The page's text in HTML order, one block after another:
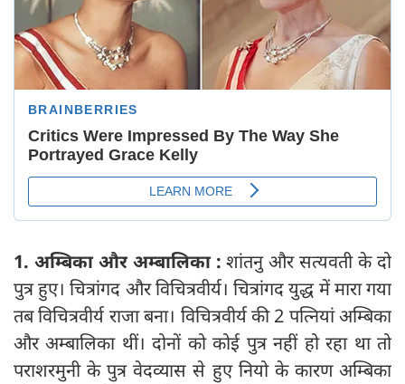
1. अम्बिका और अम्बालिका :शांतनु और सत्यवती के दो
पुत्र हुए। चित्रांगद और विचित्रवीर्य। चित्रांगद युद्ध में मारा गया
तब विचित्रवीर्य राजा बना। विचित्रवीर्य की 2 पत्नियां अम्बिका
और अम्बालिका थीं। दोनों को कोई पुत्र नहीं हो रहा था तो
पराशरमुनी के पुत्र वेदव्यास से हुए नियो के कारण अम्बिका